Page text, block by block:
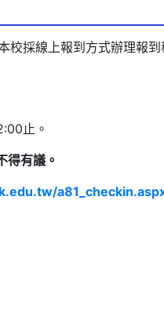
校採線上報到方式辦理報
止。
得有議。